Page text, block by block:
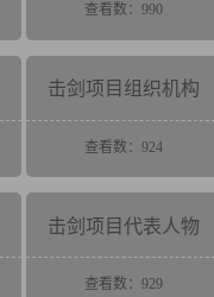
查看数：990
击剑项目组织机构
查看数：924
击剑项目代表人物
查看数：929